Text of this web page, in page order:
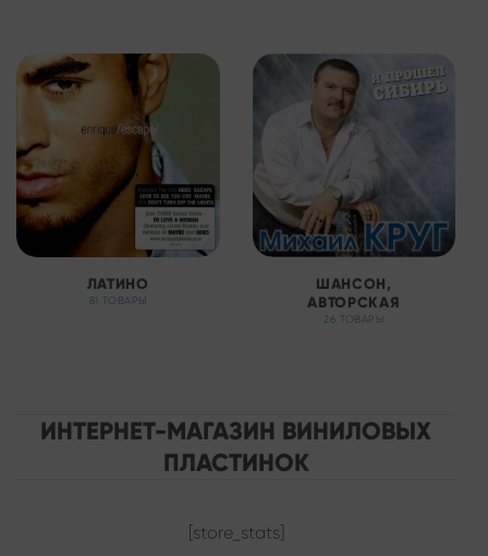
ЛАТИНО
81 ТОВАРЫ
ШАНСОН,
АВТОРСКАЯ
26 ТОВАРЫ
ИНТЕРНЕТ-МАГАЗИН ВИНИЛОВЫХ
ПЛАСТИНОК
[store_stats]